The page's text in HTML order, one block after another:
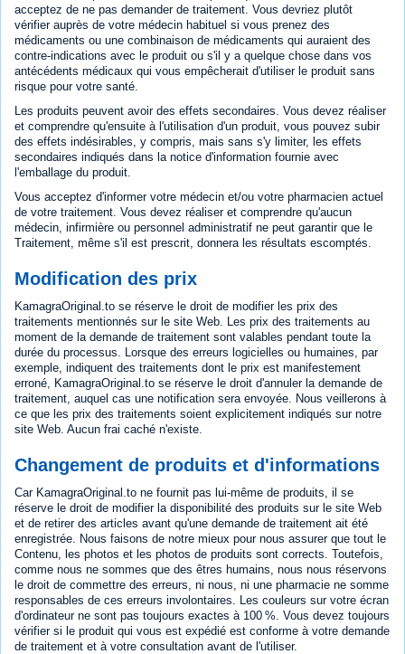
acceptez de ne pas demander de traitement. Vous devriez plutôt
vérifier auprès de votre médecin habituel si vous prenez des
médicaments ou une combinaison de médicaments qui auraient des
contre-indications avec le produit ou s'il y a quelque chose dans vos
antécédents médicaux qui vous empêcherait d'utiliser le produit sans
risque pour votre santé.
Les produits peuvent avoir des effets secondaires. Vous devez réaliser
et comprendre qu'ensuite à l'utilisation d'un produit, vous pouvez subir
des effets indésirables, y compris, mais sans s'y limiter, les effets
secondaires indiqués dans la notice d'information fournie avec
l'emballage du produit.
Vous acceptez d'informer votre médecin et/ou votre pharmacien actuel
de votre traitement. Vous devez réaliser et comprendre qu'aucun
médecin, infirmière ou personnel administratif ne peut garantir que le
Traitement, même s'il est prescrit, donnera les résultats escomptés.
Modification des prix
KamagraOriginal.to se réserve le droit de modifier les prix des
traitements mentionnés sur le site Web. Les prix des traitements au
moment de la demande de traitement sont valables pendant toute la
durée du processus. Lorsque des erreurs logicielles ou humaines, par
exemple, indiquent des traitements dont le prix est manifestement
erroné, KamagraOriginal.to se réserve le droit d'annuler la demande de
traitement, auquel cas une notification sera envoyée. Nous veillerons à
ce que les prix des traitements soient explicitement indiqués sur notre
site Web. Aucun frai caché n'existe.
Changement de produits et d'informations
Car KamagraOriginal.to ne fournit pas lui-même de produits, il se
réserve le droit de modifier la disponibilité des produits sur le site Web
et de retirer des articles avant qu'une demande de traitement ait été
enregistrée. Nous faisons de notre mieux pour nous assurer que tout le
Contenu, les photos et les photos de produits sont corrects. Toutefois,
comme nous ne sommes que des êtres humains, nous nous réservons
le droit de commettre des erreurs, ni nous, ni une pharmacie ne somme
responsables de ces erreurs involontaires. Les couleurs sur votre écran
d'ordinateur ne sont pas toujours exactes à 100 %. Vous devez toujours
vérifier si le produit qui vous est expédié est conforme à votre demande
de traitement et à votre consultation avant de l'utiliser.